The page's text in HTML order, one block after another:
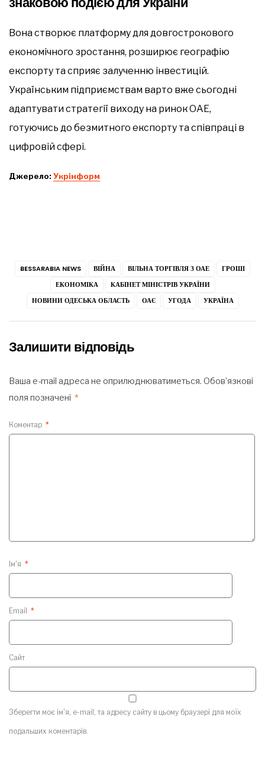
Вона створює платформу для довгострокового
економічного зростання, розширює географію
експорту та сприяє залученню інвестицій.
Українським підприємствам варто вже сьогодні
адаптувати стратегії виходу на ринок ОАЕ,
готуючись до безмитного експорту та співпраці в
цифровій сфері.
Джерело: Укрінформ
BESSARABIA NEWS ВІЙНА ВІЛЬНА ТОРГІВЛЯ З ОАЕ
ГРОШІ
ЕКОНОМІКА
КАБІНЕТ МІНІСТРІВ УКРАЇНИ
НОВИНИ ОДЕСЬКА ОБЛАСТЬ
ОАЄ УГОДА УКРАЇНА
Залишити відповідь
Ваша e-mail адреса не оприлюднюватиметься. Обов’язкові
поля позначені *
Коментар *
Ім'я *
Email *
Сайт
Зберегти моє ім'я, e-mail, та адресу сайту в цьому браузері для моїх
подальших коментарів.